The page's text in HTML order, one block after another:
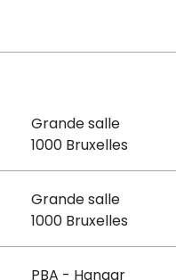
Grande salle
1000 Bruxelles
Grande salle
1000 Bruxelles
PBA - Hangar